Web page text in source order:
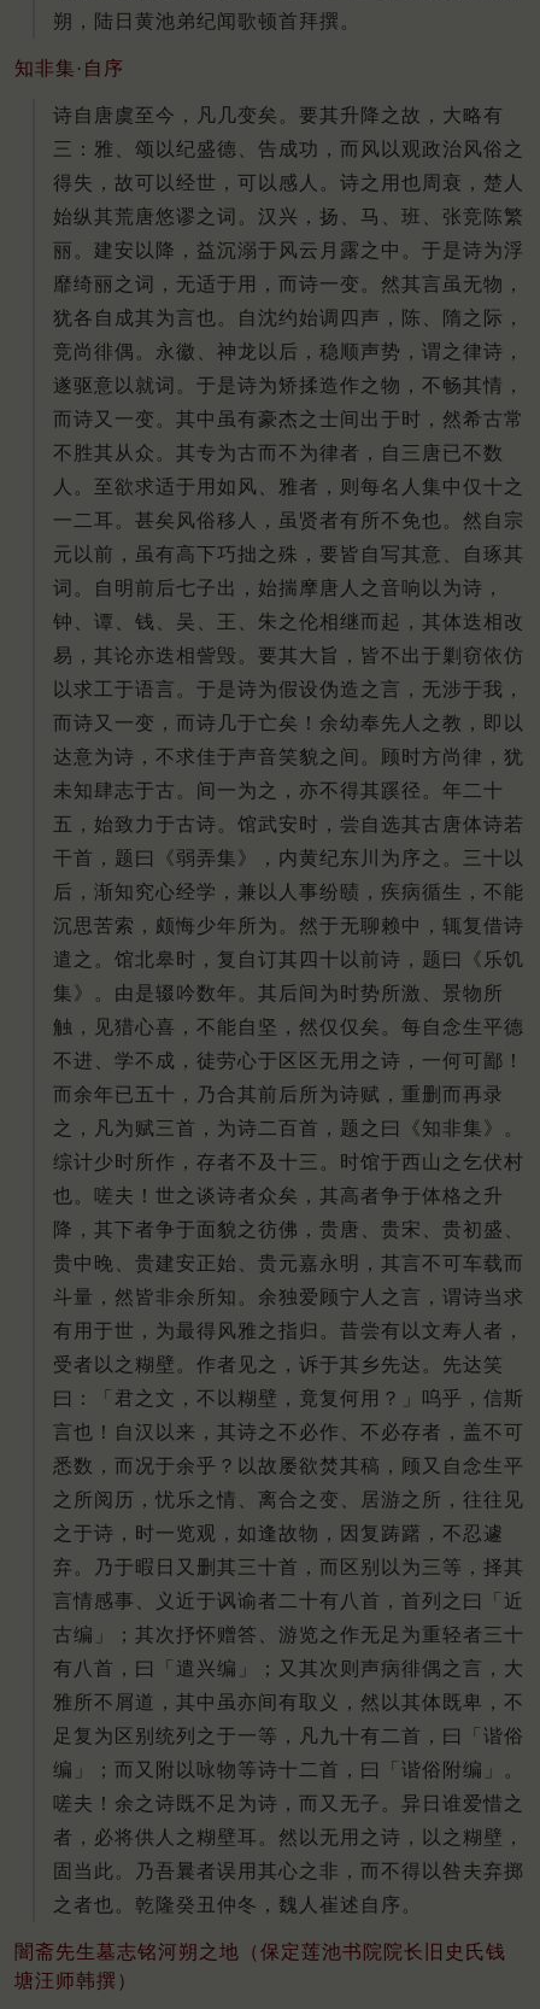
朔，陆日黄池弟纪闻歌顿首拜撰。
知非集·自序
诗自唐虞至今，凡几变矣。要其升降之故，大略有
三：雅、颂以纪盛德、告成功，而风以观政治风俗之
得失，故可以经世，可以感人。诗之用也周衰，楚人
始纵其荒唐悠谬之词。汉兴，扬、马、班、张竞陈繁
丽。建安以降，益沉溺于风云月露之中。于是诗为浮
靡绮丽之词，无适于用，而诗一变。然其言虽无物，
犹各自成其为言也。自沈约始调四声，陈、隋之际，
竞尚徘偶。永徽、神龙以后，稳顺声势，谓之律诗，
遂驱意以就词。于是诗为矫揉造作之物，不畅其情，
而诗又一变。其中虽有豪杰之士间出于时，然希古常
不胜其从众。其专为古而不为律者，自三唐已不数
人。至欲求适于用如风、雅者，则每名人集中仅十之
一二耳。甚矣风俗移人，虽贤者有所不免也。然自宗
元以前，虽有高下巧拙之殊，要皆自写其意、自琢其
词。自明前后七子出，始揣摩唐人之音响以为诗，
钟、谭、钱、吴、王、朱之伦相继而起，其体迭相改
易，其论亦迭相訾毁。要其大旨，皆不出于剿窃依仿
以求工于语言。于是诗为假设伪造之言，无涉于我，
而诗又一变，而诗几于亡矣！余幼奉先人之教，即以
达意为诗，不求佳于声音笑貌之间。顾时方尚律，犹
未知肆志于古。间一为之，亦不得其蹊径。年二十
五，始致力于古诗。馆武安时，尝自选其古唐体诗若
干首，题曰《弱弄集》，内黄纪东川为序之。三十以
后，渐知究心经学，兼以人事纷赜，疾病循生，不能
沉思苦索，颇悔少年所为。然于无聊赖中，辄复借诗
遣之。馆北皋时，复自订其四十以前诗，题曰《乐饥
集》。由是辍吟数年。其后间为时势所激、景物所
触，见猎心喜，不能自坚，然仅仅矣。每自念生平德
不进、学不成，徒劳心于区区无用之诗，一何可鄙！
而余年已五十，乃合其前后所为诗赋，重删而再录
之，凡为赋三首，为诗二百首，题之曰《知非集》。
综计少时所作，存者不及十三。时馆于西山之乞伏村
也。嗟夫！世之谈诗者众矣，其高者争于体格之升
降，其下者争于面貌之彷佛，贵唐、贵宋、贵初盛、
贵中晚、贵建安正始、贵元嘉永明，其言不可车载而
斗量，然皆非余所知。余独爱顾宁人之言，谓诗当求
有用于世，为最得风雅之指归。昔尝有以文寿人者，
受者以之糊壁。作者见之，诉于其乡先达。先达笑
曰：「君之文，不以糊壁，竟复何用？」呜乎，信斯
言也！自汉以来，其诗之不必作、不必存者，盖不可
悉数，而况于余乎？以故屡欲焚其稿，顾又自念生平
之所阅历，忧乐之情、离合之变、居游之所，往往见
之于诗，时一览观，如逢故物，因复踌躇，不忍遽
弃。乃于暇日又删其三十首，而区别以为三等，择其
言情感事、义近于讽谕者二十有八首，首列之曰「近
古编」；其次抒怀赠答、游览之作无足为重轻者三十
有八首，曰「遣兴编」；又其次则声病徘偶之言，大
雅所不屑道，其中虽亦间有取义，然以其体既卑，不
足复为区别统列之于一等，凡九十有二首，曰「谐俗
编」；而又附以咏物等诗十二首，曰「谐俗附编」。
嗟夫！余之诗既不足为诗，而又无子。异日谁爱惜之
者，必将供人之糊壁耳。然以无用之诗，以之糊壁，
固当此。乃吾曩者误用其心之非，而不得以咎夫弃掷
之者也。乾隆癸丑仲冬，魏人崔述自序。
闇斋先生墓志铭河朔之地（保定莲池书院院长旧史氏钱
塘汪师韩撰）